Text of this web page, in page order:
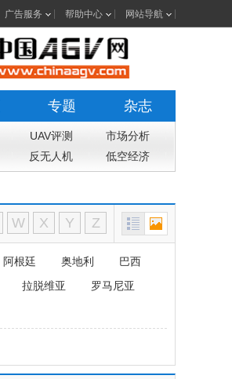
广告服务 帮助中心 网站导航
专题 杂志
UAV评测
市场分析
反无人机 低空经济
W X Y Z
阿根廷 奥地利
巴西
拉脱维亚
罗马尼亚